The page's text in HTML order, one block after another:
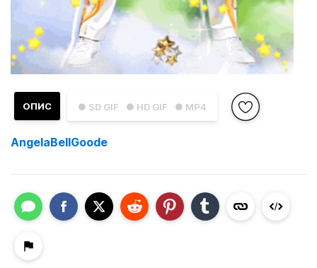
● SD GIF ● HD GIF ● MP4
ОПИС
AngelaBellGoode